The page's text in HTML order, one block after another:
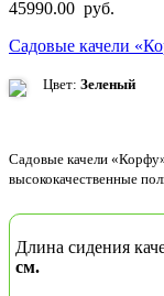
45990.00 руб.
Садовые качели
Цвет: Зеленый
Садовые качели
высококачественные
Длина сидения
см.